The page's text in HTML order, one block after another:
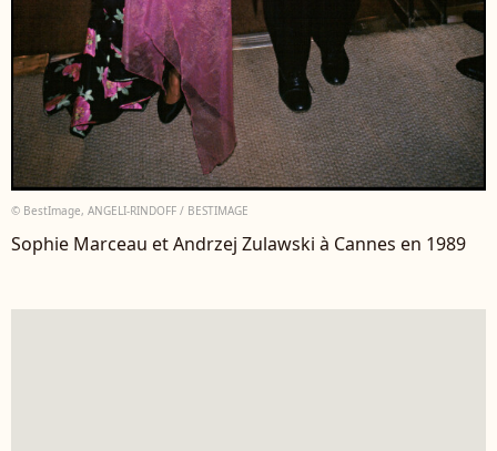
© BestImage, ANGELI-RINDOFF / BESTIMAGE
Sophie Marceau et Andrzej Zulawski à Cannes en 1989